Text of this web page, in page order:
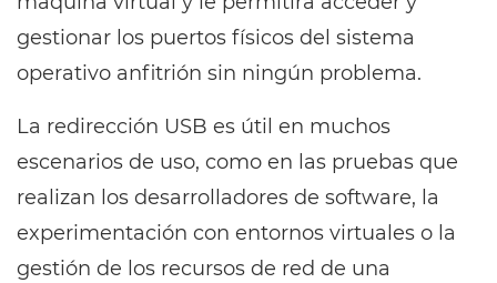
gestionar los puertos físicos del sistema
operativo anfitrión sin ningún problema.
La redirección USB es útil en muchos
escenarios de uso, como en las pruebas que
realizan los desarrolladores de software, la
experimentación con entornos virtuales o la
gestión de los recursos de red de una